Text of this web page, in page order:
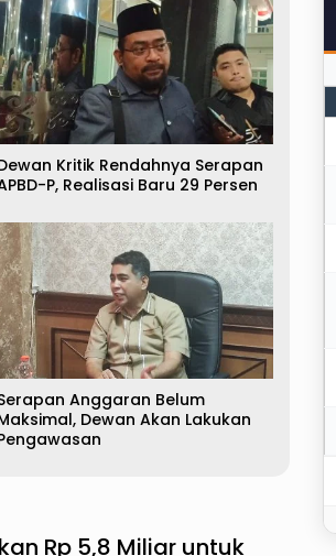
Kritik Rendahnya Serapan
P, Realisasi Baru 29 Persen
Anggaran Belum
Dewan Akan Lakukan
Rp 5,8 Miliar untuk